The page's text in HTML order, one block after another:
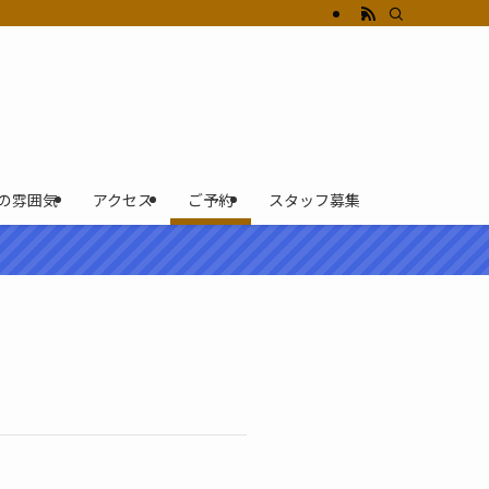
雰囲気 アクセス ご予約 スタッフ募集